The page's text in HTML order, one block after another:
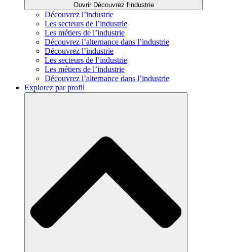
Ouvrir Découvrez l'industrie
Découvrez l’industrie
Les secteurs de l’industrie
Les métiers de l’industrie
Découvrez l’alternance dans l’industrie
Découvrez l’industrie
Les secteurs de l’industrie
Les métiers de l’industrie
Découvrez l’alternance dans l’industrie
Explorez par profil